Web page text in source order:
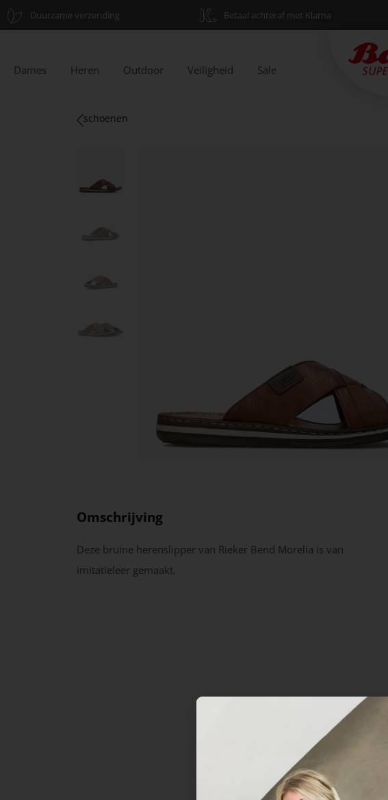
Duurzame verzending Betaal achteraf met Klarna
Dames Heren Outdoor Veiligheid Sale
schoenen
Omschrijving
Deze bruine herenslipper van Rieker Bend Morelia is van
imitatieleer gemaakt.